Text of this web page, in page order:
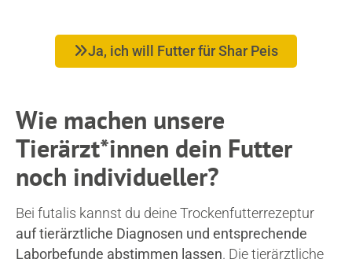
Ja, ich will Futter für Shar Peis
Wie machen unsere
Tierärzt*innen dein Futter
noch individueller?
Bei futalis kannst du deine Trockenfutterrezeptur
auf tierärztliche Diagnosen und entsprechende
Laborbefunde abstimmen lassen. Die tierärztliche